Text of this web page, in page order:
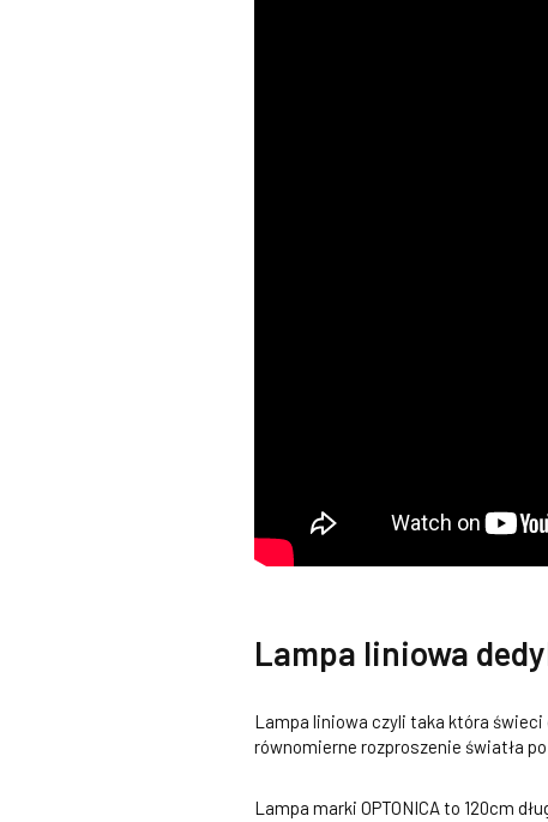
Lampa liniowa
Lampa liniowa czyli taka która
równomierne rozproszenie światła
Lampa marki OPTONICA to 120cm